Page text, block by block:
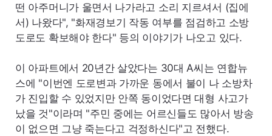
떤 아주머니가 울면서 나가라고 소리 지르셔서 (집에
서) 나왔다", "화재경보기 작동 여부를 점검하고 소방
도로도 확보해야 한다" 등의 이야기가 나오고 있다.
이 아파트에서 20년간 살았다는 30대 A씨는 연합뉴
스에 "이번엔 도로변과 가까운 동에서 불이 나 소방차
가 진입할 수 있었지만 안쪽 동이었다면 대형 사고가
났을 것"이라며 "주민 중에는 어르신들도 많아서 방송
이 없으면 그냥 죽는다고 걱정하신다"고 전했다.